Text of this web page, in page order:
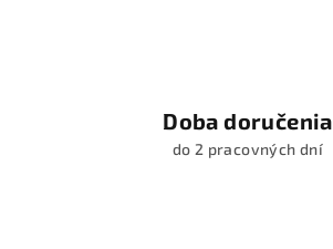
Doba doručenia
do 2 pracovných dní